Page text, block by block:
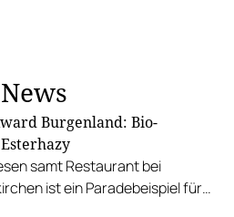
Burgenland: Bio-
samt Restaurant bei
ist ein Paradebeispiel für